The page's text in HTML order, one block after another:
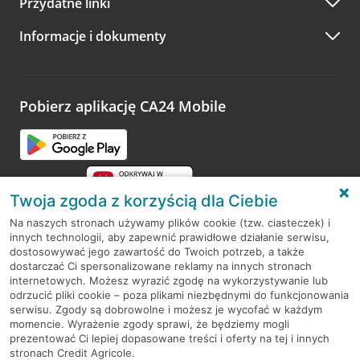
A po wizycie…
Zachęcamy do podzielenia się z nami opinią o wizycie.
opinie.
Informacje i dokumenty
Pobierz aplikację CA24 Mobile
RODO
Regulamin serwisu
Mapa serwisu
PolitykaCookies
Twoja zgoda z korzyścią dla Ciebie
Na naszych stronach używamy plików cookie (tzw. ciasteczek) i
innych technologii, aby zapewnić prawidłowe działanie serwisu,
dostosowywać jego zawartość do Twoich potrzeb, a także
dostarczać Ci spersonalizowane reklamy na innych stronach
internetowych. Możesz wyrazić zgodę na wykorzystywanie lub
odrzucić pliki cookie – poza plikami niezbędnymi do funkcjonowania
serwisu. Zgody są dobrowolne i możesz je wycofać w każdym
momencie. Wyrażenie zgody sprawi, że będziemy mogli
prezentować Ci lepiej dopasowane treści i oferty na tej i innych
stronach Credit Agricole.